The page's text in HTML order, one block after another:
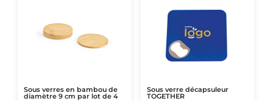
Sous verres en bambou de
diamètre 9 cm par lot de 4
Sous verre décapsuleur
TOGETHER